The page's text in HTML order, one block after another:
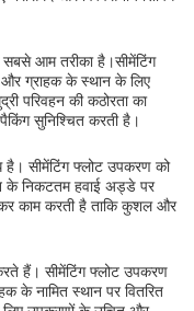
सबसे आम तरीका है।सीमेंटिंग
और ग्राहक के स्थान के लिए
परिवहन की कठोरता का
सुनिश्चित करती है।
है। सीमेंटिंग फ्लोट उपकरण को
के निकटतम हवाई अड्डे पर
काम करती है ताकि कुशल और
हैं। सीमेंटिंग फ्लोट उपकरण
के नामित स्थान पर वितरित